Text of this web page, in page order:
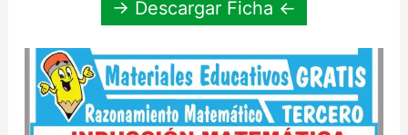
→ Descargar Ficha ←